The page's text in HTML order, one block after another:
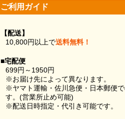
ご利用ガイド
【配送】
10,800円以上で送料無料！
■宅配便
699円～1950円
※お届け先によって異なります。
※ヤマト運輸・佐川急便・日本郵便
す。(営業所止め可能)
※配送日時指定・代引き可能です。